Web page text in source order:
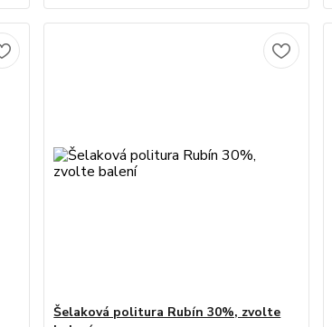
Šelaková politura Rubín 30%, zvolte